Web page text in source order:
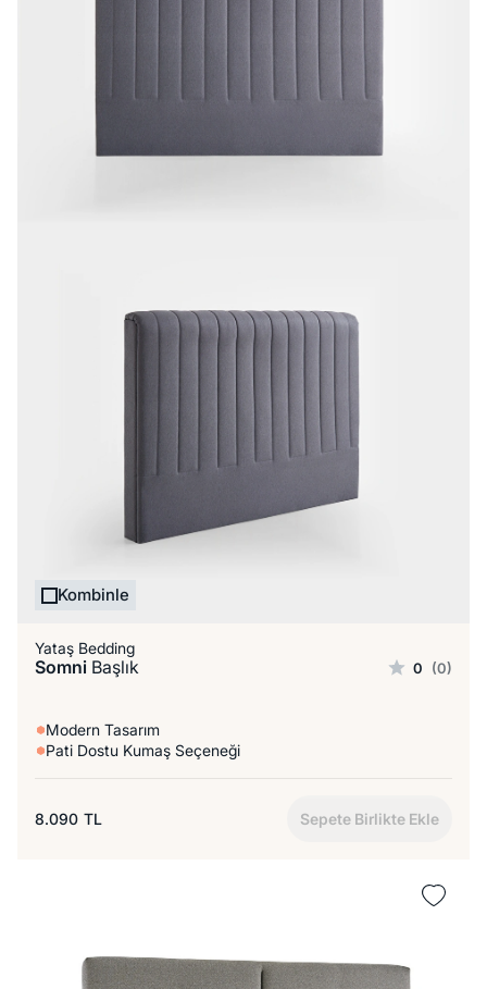
Kombinle
Yataş Bedding
Somni Başlık 0 (0)
Modern Tasarım
Pati Dostu Kumaş Seçeneği
8.090 TL Sepete Birlikte Ekle